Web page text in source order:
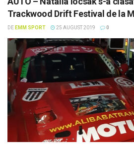
Trackwood Drift Festival de la
DE EMM SPORT 25 AUGUST 2019 0